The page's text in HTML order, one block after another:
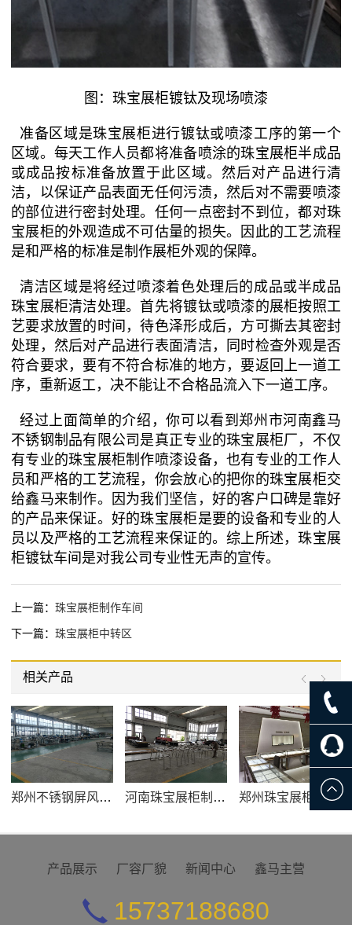
图：珠宝展柜镀钛及现场喷漆
准备区域是珠宝展柜进行镀钛或喷漆工序的第一个
区域。每天工作人员都将准备喷涂的珠宝展柜半成品
或成品按标准备放置于此区域。然后对产品进行清
洁，以保证产品表面无任何污渍，然后对不需要喷漆
的部位进行密封处理。任何一点密封不到位，都对珠
宝展柜的外观造成不可估量的损失。因此的工艺流程
是和严格的标准是制作展柜外观的保障。
清洁区域是将经过喷漆着色处理后的成品或半成品
珠宝展柜清洁处理。首先将镀钛或喷漆的展柜按照工
艺要求放置的时间，待色泽形成后，方可撕去其密封
处理，然后对产品进行表面清洁，同时检查外观是否
符合要求，要有不符合标准的地方，要返回上一道工
序，重新返工，决不能让不合格品流入下一道工序。
经过上面简单的介绍，你可以看到郑州市河南鑫马
不锈钢制品有限公司是真正专业的珠宝展柜厂，不仅
有专业的珠宝展柜制作喷漆设备，也有专业的工作人
员和严格的工艺流程，你会放心的把你的珠宝展柜交
给鑫马来制作。因为我们坚信，好的客户口碑是靠好
的产品来保证。好的珠宝展柜是要的设备和专业的人
员以及严格的工艺流程来保证的。综上所述，珠宝展
柜镀钛车间是对我公司专业性无声的宣传。
上一篇： 珠宝展柜制作车间
下一篇： 珠宝展柜中转区
相关产品
郑州不锈钢屏风制作 河南珠宝展柜制作厂家 郑州珠宝展柜制作公司
产品展示 厂容厂貌 新闻中心 鑫马主营
15737188680